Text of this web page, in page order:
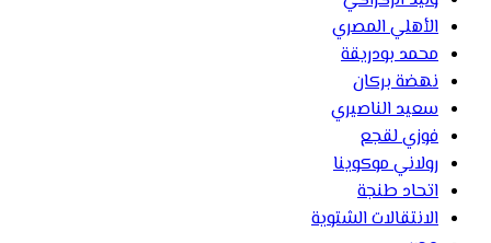
الأهلي المصري
محمد بودريقة
نهضة بركان
سعيد الناصيري
فوزي لقجع
رولاني موكوينا
اتحاد طنجة
الانتقالات الشتوية